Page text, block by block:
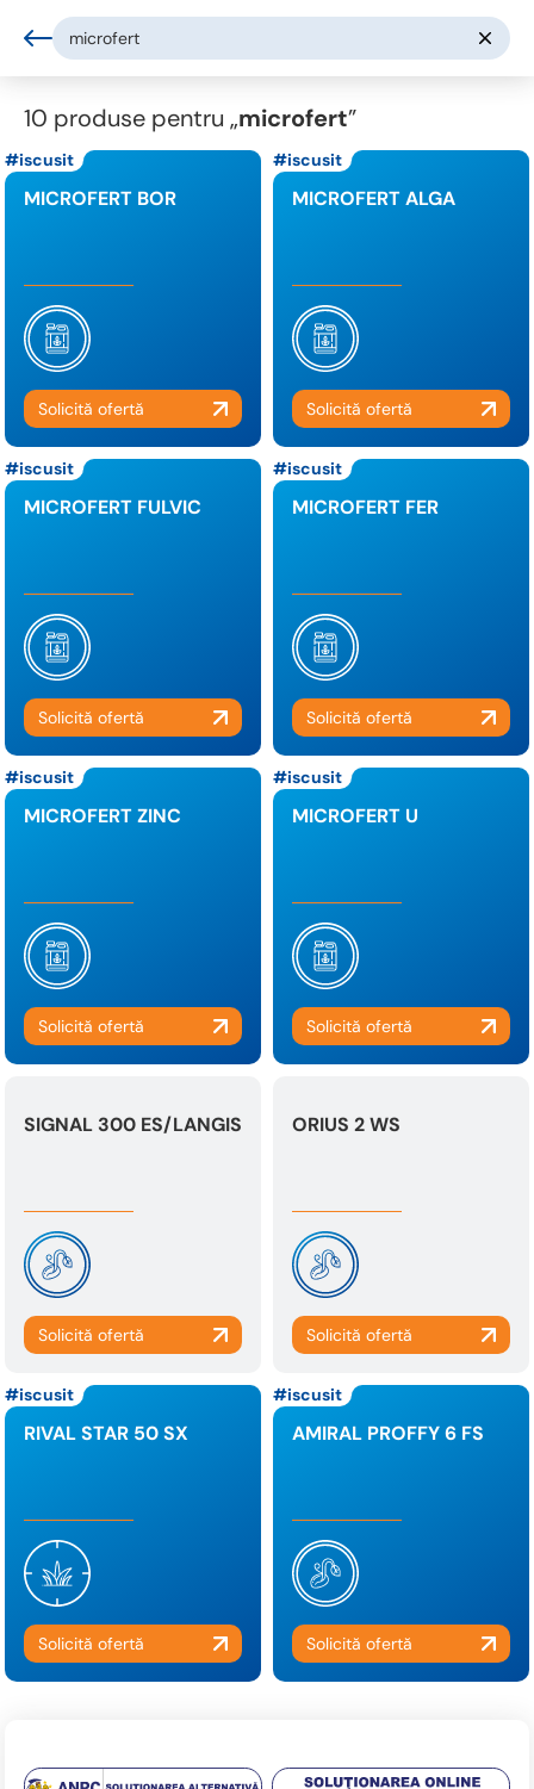
10 produse pentru „microfert”
iscusit
MICROFERT BOR
iscusit
MICROFERT ALGA
iscusit
MICROFERT FULVIC
iscusit
MICROFERT FER
iscusit
MICROFERT ZINC
iscusit
MICROFERT U
SIGNAL 300 ES/LANGIS ORIUS 2 WS
iscusit
RIVAL STAR 50 SX
iscusit
AMIRAL PROFFY 6 FS